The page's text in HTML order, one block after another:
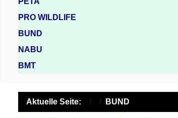
PRO WILDLIFE
BUND
NABU
BMT
Aktuelle Seite: BUND